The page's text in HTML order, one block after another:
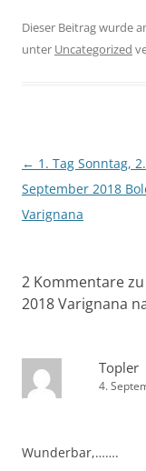
Dieser Beitrag wurde
unter Uncategorized
Beitragsnavigation
← 1. Tag Sonntag, 2.
September 2018
Varignana
2 Kommentare zu
2018 Varignana
Topler
4.
Wunderbar,…….